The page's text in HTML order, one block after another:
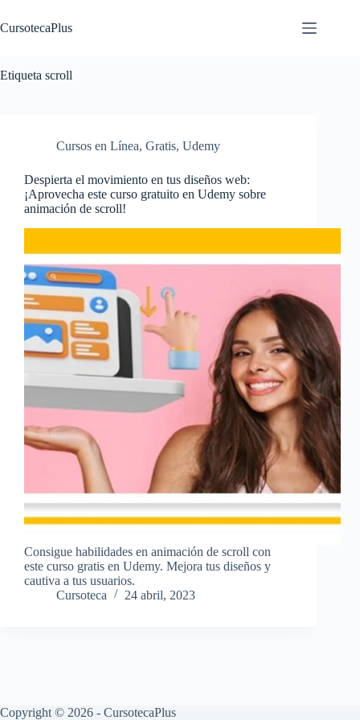
al
contenido
CursotecaPlus
Etiqueta scroll
Cursos en Línea, Gratis, Udemy
Despierta el movimiento en tus diseños web:
¡Aprovecha este curso gratuito en Udemy sobre
animación de scroll!
Consigue habilidades en animación de scroll con
este curso gratis en Udemy. Mejora tus diseños y
cautiva a tus usuarios.
Cursoteca
24 abril, 2023
Copyright © 2026 - CursotecaPlus